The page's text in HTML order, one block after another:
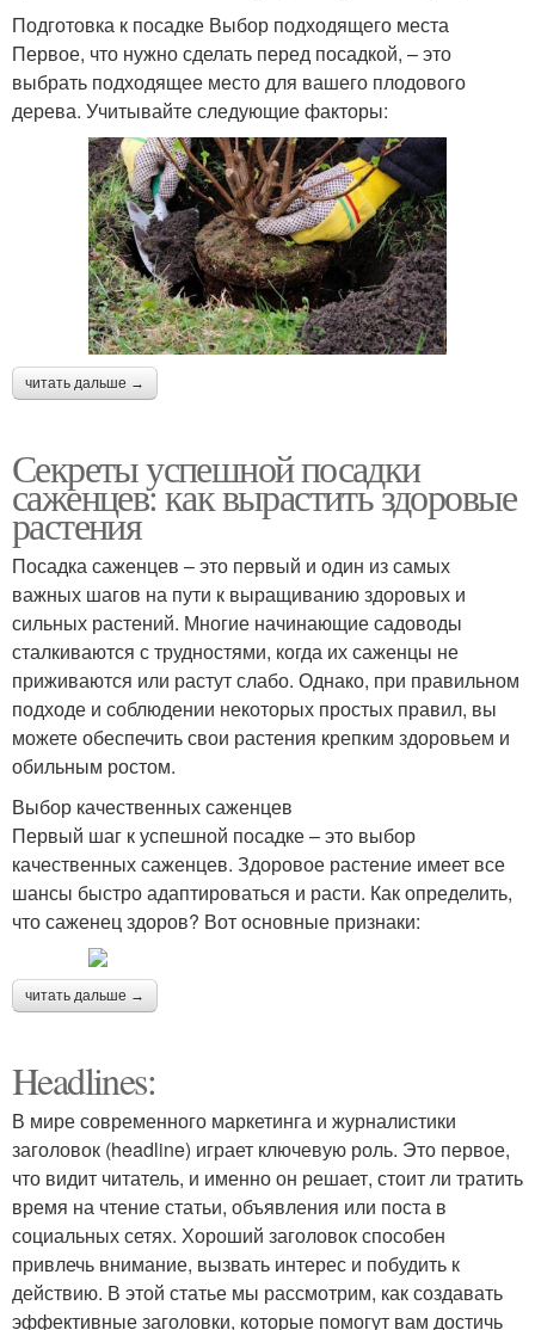
Подготовка к посадке Выбор подходящего места
Первое, что нужно сделать перед посадкой, – это
выбрать подходящее место для вашего плодового
дерева. Учитывайте следующие факторы:
читать дальше →
Секреты успешной посадки
саженцев: как вырастить здоровые
растения
Посадка саженцев – это первый и один из самых
важных шагов на пути к выращиванию здоровых и
сильных растений. Многие начинающие садоводы
сталкиваются с трудностями, когда их саженцы не
приживаются или растут слабо. Однако, при правильном
подходе и соблюдении некоторых простых правил, вы
можете обеспечить свои растения крепким здоровьем и
обильным ростом.
Выбор качественных саженцев
Первый шаг к успешной посадке – это выбор
качественных саженцев. Здоровое растение имеет все
шансы быстро адаптироваться и расти. Как определить,
что саженец здоров? Вот основные признаки:
читать дальше →
Headlines:
В мире современного маркетинга и журналистики
заголовок (headline) играет ключевую роль. Это первое,
что видит читатель, и именно он решает, стоит ли тратить
время на чтение статьи, объявления или поста в
социальных сетях. Хороший заголовок способен
привлечь внимание, вызвать интерес и побудить к
действию. В этой статье мы рассмотрим, как создавать
эффективные заголовки, которые помогут вам достичь